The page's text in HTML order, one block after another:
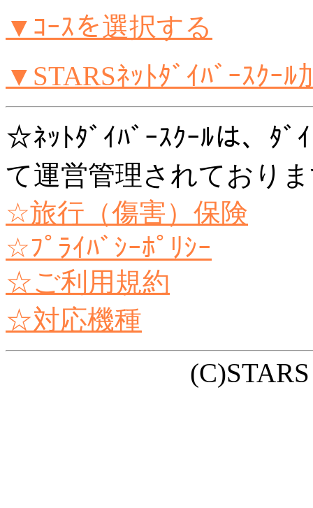
▼ｺｰｽを選択する
▼STARSﾈｯﾄﾀﾞｲﾊﾞｰｽｸｰﾙ
☆ﾈｯﾄﾀﾞｲﾊﾞｰｽｸｰﾙは、ﾀﾞ
て運営管理されており
☆旅行（傷害）保険
☆ﾌﾟﾗｲﾊﾞｼｰﾎﾟﾘｼｰ
☆ご利用規約
☆対応機種